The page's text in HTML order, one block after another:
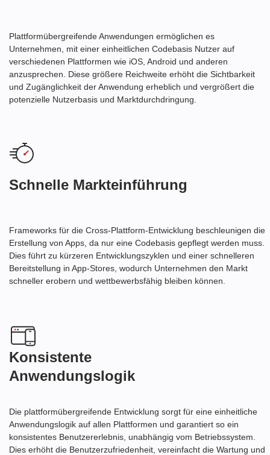
Plattformübergreifende Anwendungen ermöglichen es
Unternehmen, mit einer einheitlichen Codebasis Nutzer auf
verschiedenen Plattformen wie iOS, Android und anderen
anzusprechen. Diese größere Reichweite erhöht die Sichtbarkeit
und Zugänglichkeit der Anwendung erheblich und vergrößert die
potenzielle Nutzerbasis und Marktdurchdringung.
Schnelle Markteinführung
Frameworks für die Cross-Plattform-Entwicklung beschleunigen die
Erstellung von Apps, da nur eine Codebasis gepflegt werden muss.
Dies führt zu kürzeren Entwicklungszyklen und einer schnelleren
Bereitstellung in App-Stores, wodurch Unternehmen den Markt
schneller erobern und wettbewerbsfähig bleiben können.
Konsistente
Anwendungslogik
Die plattformübergreifende Entwicklung sorgt für eine einheitliche
Anwendungslogik auf allen Plattformen und garantiert so ein
konsistentes Benutzererlebnis, unabhängig vom Betriebssystem.
Dies erhöht die Benutzerzufriedenheit, vereinfacht die Wartung und